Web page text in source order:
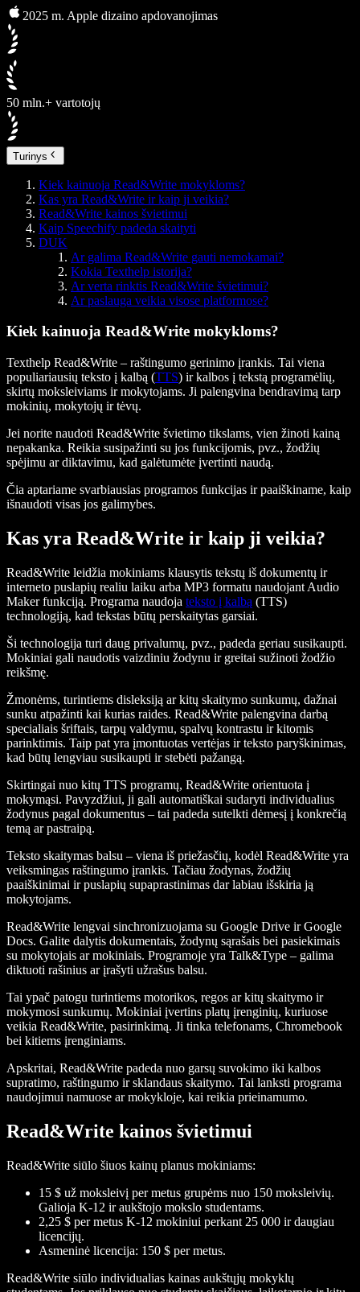
2025 m. Apple dizaino apdovanojimas
50 mln.+ vartotojų
Turinys
Kiek kainuoja Read&Write mokykloms?
Kas yra Read&Write ir kaip ji veikia?
Read&Write kainos švietimui
Kaip Speechify padeda skaityti
DUK
Ar galima Read&Write gauti nemokamai?
Kokia Texthelp istorija?
Ar verta rinktis Read&Write švietimui?
Ar paslauga veikia visose platformose?
Kiek kainuoja Read&Write mokykloms?
Texthelp Read&Write – raštingumo gerinimo įrankis. Tai viena
populiariausių teksto į kalbą (TTS) ir kalbos į tekstą programėlių,
skirtų moksleiviams ir mokytojams. Ji palengvina bendravimą tarp
mokinių, mokytojų ir tėvų.
Jei norite naudoti Read&Write švietimo tikslams, vien žinoti kainą
nepakanka. Reikia susipažinti su jos funkcijomis, pvz., žodžių
spėjimu ar diktavimu, kad galėtumėte įvertinti naudą.
Čia aptariame svarbiausias programos funkcijas ir paaiškiname, kaip
išnaudoti visas jos galimybes.
Kas yra Read&Write ir kaip ji veikia?
Read&Write leidžia mokiniams klausytis tekstų iš dokumentų ir
interneto puslapių realiu laiku arba MP3 formatu naudojant Audio
Maker funkciją. Programa naudoja teksto į kalbą (TTS)
technologiją, kad tekstas būtų perskaitytas garsiai.
Ši technologija turi daug privalumų, pvz., padeda geriau susikaupti.
Mokiniai gali naudotis vaizdiniu žodynu ir greitai sužinoti žodžio
reikšmę.
Žmonėms, turintiems disleksiją ar kitų skaitymo sunkumų, dažnai
sunku atpažinti kai kurias raides. Read&Write palengvina darbą
specialiais šriftais, tarpų valdymu, spalvų kontrastu ir kitomis
parinktimis. Taip pat yra įmontuotas vertėjas ir teksto paryškinimas,
kad būtų lengviau susikaupti ir stebėti pažangą.
Skirtingai nuo kitų TTS programų, Read&Write orientuota į
mokymąsi. Pavyzdžiui, ji gali automatiškai sudaryti individualius
žodynus pagal dokumentus – tai padeda sutelkti dėmesį į konkrečią
temą ar pastraipą.
Teksto skaitymas balsu – viena iš priežasčių, kodėl Read&Write yra
veiksmingas raštingumo įrankis. Tačiau žodynas, žodžių
paaiškinimai ir puslapių supaprastinimas dar labiau išskiria ją
mokytojams.
Read&Write lengvai sinchronizuojama su Google Drive ir Google
Docs. Galite dalytis dokumentais, žodynų sąrašais bei pasiekimais
su mokytojais ar mokiniais. Programoje yra Talk&Type – galima
diktuoti rašinius ar įrašyti užrašus balsu.
Tai ypač patogu turintiems motorikos, regos ar kitų skaitymo ir
mokymosi sunkumų. Mokiniai įvertins platų įrenginių, kuriuose
veikia Read&Write, pasirinkimą. Ji tinka telefonams, Chromebook
bei kitiems įrenginiams.
Apskritai, Read&Write padeda nuo garsų suvokimo iki kalbos
supratimo, raštingumo ir sklandaus skaitymo. Tai lanksti programa
naudojimui namuose ar mokykloje, kai reikia prieinamumo.
Read&Write kainos švietimui
Read&Write siūlo šiuos kainų planus mokiniams:
15 $ už moksleivį per metus grupėms nuo 150 moksleivių.
Galioja K-12 ir aukštojo mokslo studentams.
2,25 $ per metus K-12 mokiniui perkant 25 000 ir daugiau
licencijų.
Asmeninė licencija: 150 $ per metus.
Read&Write siūlo individualias kainas aukštųjų mokyklų